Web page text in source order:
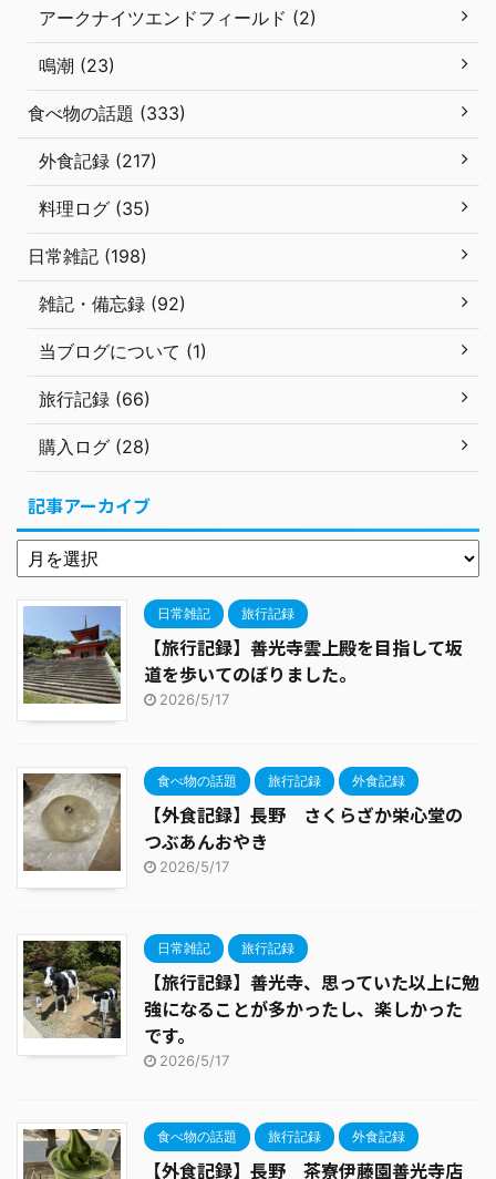
アークナイツエンドフィールド (2)
鳴潮 (23)
食べ物の話題 (333)
外食記録 (217)
料理ログ (35)
日常雑記 (198)
雑記・備忘録 (92)
当ブログについて (1)
旅行記録 (66)
購入ログ (28)
記事アーカイブ
日常雑記 旅行記録
【旅行記録】善光寺雲上殿を目指して坂
道を歩いてのぼりました。
2026/5/17
食べ物の話題 旅行記録 外食記録
【外食記録】長野 さくらざか栄心堂の
つぶあんおやき
2026/5/17
日常雑記 旅行記録
【旅行記録】善光寺、思っていた以上に勉
強になることが多かったし、楽しかった
です。
2026/5/17
食べ物の話題 旅行記録 外食記録
【外食記録】長野 茶寮伊藤園善光寺店